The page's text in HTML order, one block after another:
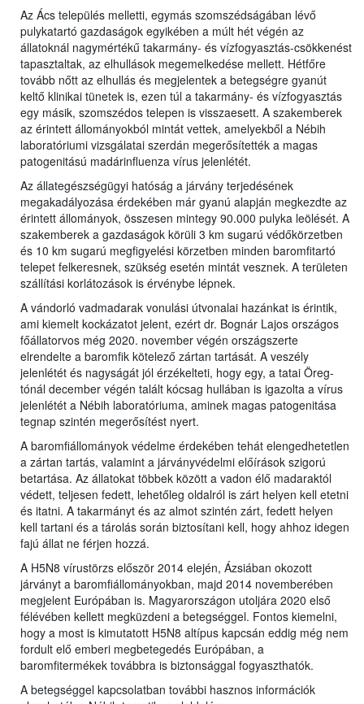
Az Ács település melletti, egymás szomszédságában lévő
pulykatartó gazdaságok egyikében a múlt hét végén az
állatoknál nagymértékű takarmány- és vízfogyasztás-csökkenést
tapasztaltak, az elhullások megemelkedése mellett. Hétfőre
tovább nőtt az elhullás és megjelentek a betegségre gyanút
keltő klinikai tünetek is, ezen túl a takarmány- és vízfogyasztás
egy másik, szomszédos telepen is visszaesett. A szakemberek
az érintett állományokból mintát vettek, amelyekből a Nébih
laboratóriumi vizsgálatai szerdán megerősítették a magas
patogenitású madárinfluenza vírus jelenlétét.
Az állategészségügyi hatóság a járvány terjedésének
megakadályozása érdekében már gyanú alapján megkezdte az
érintett állományok, összesen mintegy 90.000 pulyka leölését. A
szakemberek a gazdaságok körüli 3 km sugarú védőkörzetben
és 10 km sugarú megfigyelési körzetben minden baromfitartó
telepet felkeresnek, szükség esetén mintát vesznek. A területen
szállítási korlátozások is érvénybe lépnek.
A vándorló vadmadarak vonulási útvonalai hazánkat is érintik,
ami kiemelt kockázatot jelent, ezért dr. Bognár Lajos országos
főállatorvos még 2020. november végén országszerte
elrendelte a baromfik kötelező zártan tartását. A veszély
jelenlétét és nagyságát jól érzékelteti, hogy egy, a tatai Öreg-
tónál december végén talált kócsag hullában is igazolta a vírus
jelenlétét a Nébih laboratóriuma, aminek magas patogenitása
tegnap szintén megerősítést nyert.
A baromfiállományok védelme érdekében tehát elengedhetetlen
a zártan tartás, valamint a járványvédelmi előírások szigorú
betartása. Az állatokat többek között a vadon élő madaraktól
védett, teljesen fedett, lehetőleg oldalról is zárt helyen kell etetni
és itatni. A takarmányt és az almot szintén zárt, fedett helyen
kell tartani és a tárolás során biztosítani kell, hogy ahhoz idegen
fajú állat ne férjen hozzá.
A H5N8 vírustörzs először 2014 elején, Ázsiában okozott
járványt a baromfiállományokban, majd 2014 novemberében
megjelent Európában is. Magyarországon utoljára 2020 első
félévében kellett megküzdeni a betegséggel. Fontos kiemelni,
hogy a most is kimutatott H5N8 altípus kapcsán eddig még nem
fordult elő emberi megbetegedés Európában, a
baromfitermékek továbbra is biztonsággal fogyaszthatók.
A betegséggel kapcsolatban további hasznos információk